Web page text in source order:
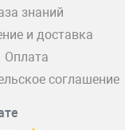
знаний
и доставка
Оплата
соглашение